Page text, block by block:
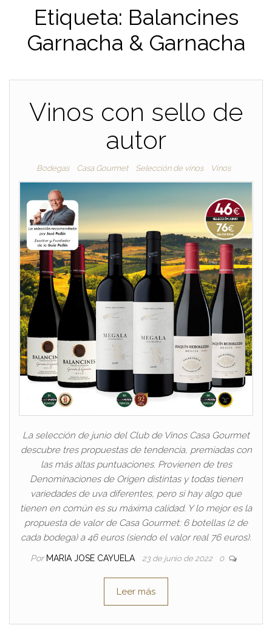
Etiqueta: Balancines
Garnacha & Garnacha
Vinos con sello de
autor
Bodegas Casa Gourmet Selección de vinos Vinos
La selección de junio del Club de Vinos Casa Gourmet
descubre tres propuestas de tendencia, premiadas con
las más altas puntuaciones. Provienen de tres
Denominaciones de Origen distintas y todas tienen
variedades de uva diferentes, pero si hay algo que
tienen en común es su máxima calidad. Y lo mejor es la
propuesta de valor de Casa Gourmet: 6 botellas (2 de
cada bodega) a 46 euros (siendo el valor real 76 euros).
Por MARIA JOSE CAYUELA 23 de junio de 2022 0
Leer más